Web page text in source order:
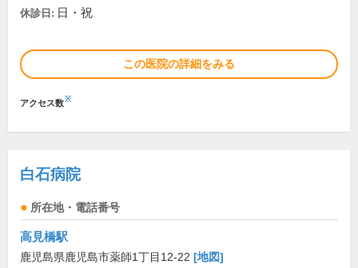
休診日: 日・祝
この医院の詳細をみる
アクセス数※
白石病院
所在地・電話番号
高見橋駅
鹿児島県鹿児島市薬師1丁目12-22 [地図]